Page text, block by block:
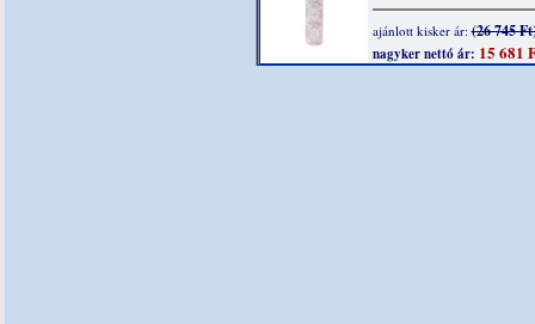
ajánlott kisker ár:(26 745
nagyker nettó ár: 15 681